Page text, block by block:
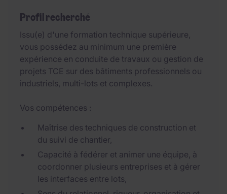
Profil recherché
Issu(e) d'une formation technique supérieure,
vous possédez au minimum une première
expérience en conduite de travaux ou gestion de
projets TCE sur des bâtiments professionnels ou
industriels, multi-lots et complexes.
Vos compétences :
Maîtrise des techniques de construction et
du suivi de chantier,
Capacité à fédérer et animer une équipe, à
coordonner plusieurs entreprises et à gérer
les interfaces entre lots,